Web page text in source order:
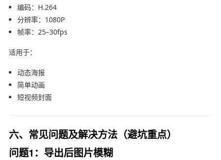
编码：H.264
分辨率：1080P
帧率：25–30fps
适用于：
动态海报
简单动画
短视频封面
六、常见问题及解决方法（避坑重点）
问题1：导出后图片模糊